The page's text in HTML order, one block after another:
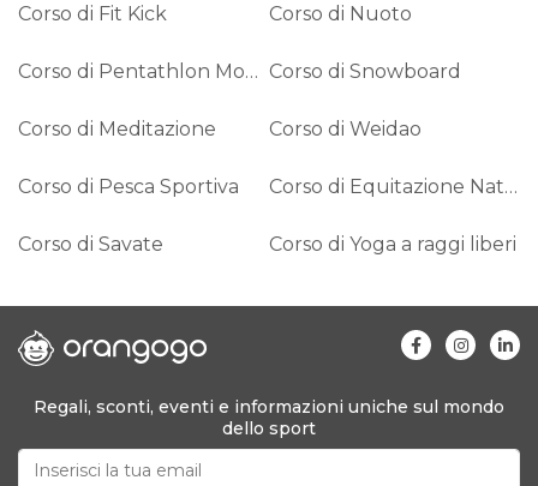
Corso di Fit Kick Corso di Nuoto
Corso di Pentathlon Moderno Corso di Snowboard
Corso di Meditazione Corso di Weidao
Corso di Pesca Sportiva Corso di Equitazione Naturale
Corso di Savate Corso di Yoga a raggi liberi
Regali, sconti, eventi e informazioni uniche sul mondo
dello sport